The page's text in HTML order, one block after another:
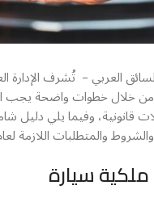
العربي – تُشرف الإدارة
خلال خطوات واضحة يجب
قانونية، وفيما يلي
والمتطلبات اللازمة لعام
سيارة